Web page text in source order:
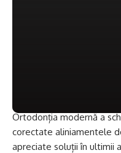
Ortodonția modernă a
corectate aliniamentele
apreciate soluții în ultimii